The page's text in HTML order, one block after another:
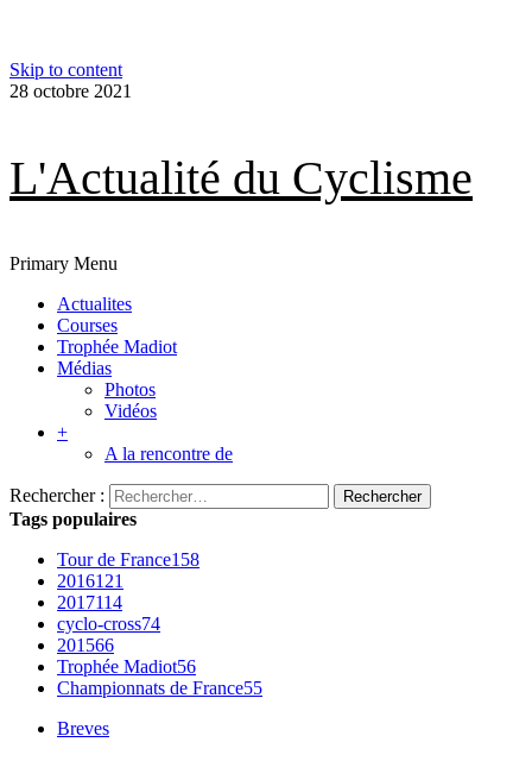
Skip to content
28 octobre 2021
L'Actualité du Cyclisme
Primary Menu
Actualites
Courses
Trophée Madiot
Médias
Photos
Vidéos
+
A la rencontre de
Rechercher :
Tags populaires
Tour de France158
2016121
2017114
cyclo-cross74
201566
Trophée Madiot56
Championnats de France55
Breves